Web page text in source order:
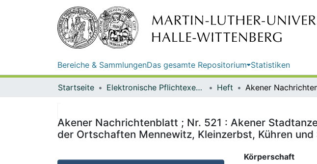
Bereiche & SammlungenDas gesamte Repositorium Statistiken
Startseite Elektronische Pflichtexemplare Heft
Akener Nachrichtenblatt ; Nr. 521 : Akener
der Ortschaften Mennewitz, Kleinzerbst, Kühren und
Körperschaft